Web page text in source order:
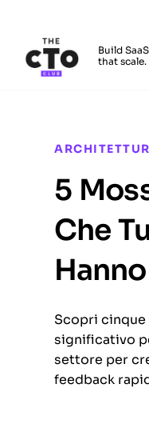
Build
that scale.
5
Che
Scopri
significativo
settore per
feedback